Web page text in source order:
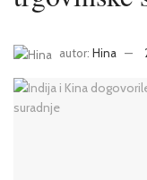
autor: Hina